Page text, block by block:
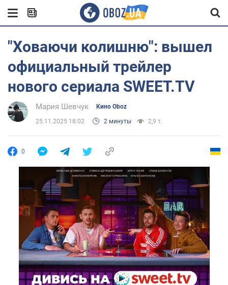
"Ховаючи колишню": вышел
официальный трейлер
нового сериала SWEET.TV
Мария Шевчук Кино Oboz
25.11.2025 18:02 2 минуты 2,9 т.
0